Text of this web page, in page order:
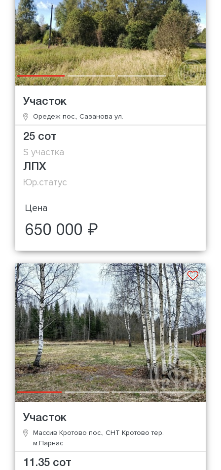
Участок
Оредеж пос., Сазанова ул.
25 сот
S участка
ЛПХ
Юр.статус
Цена
650 000 ₽
Участок
Массив Кротово пос., СНТ Кротово тер.
м.Парнас
11.35 сот